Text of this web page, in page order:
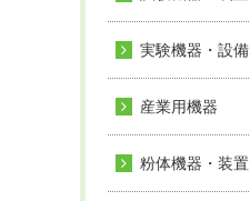
実験機器・設備
産業用機器
粉体機器・装置